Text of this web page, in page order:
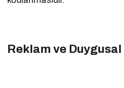
Reklam ve